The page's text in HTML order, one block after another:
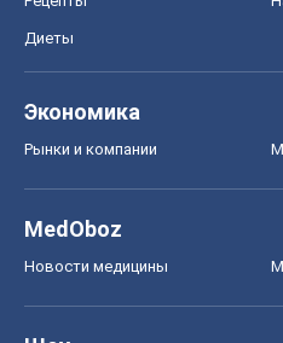
Диеты
Экономика
Рынки и компании
MedOboz
Новости медицины